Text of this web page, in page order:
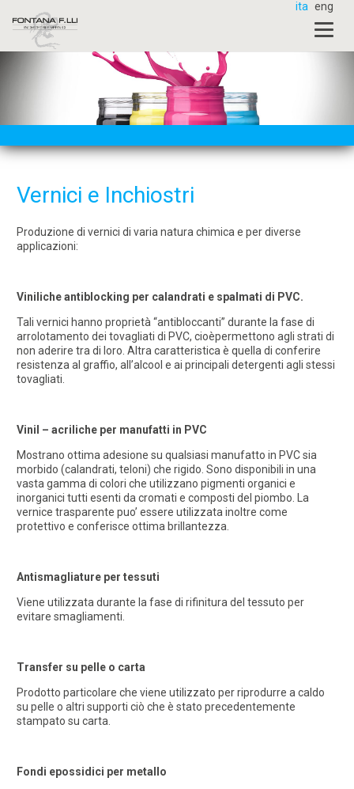
ita eng
Vernici e Inchiostri
Produzione di vernici di varia natura chimica e per diverse
applicazioni:
Viniliche antiblocking per calandrati e spalmati di PVC.
Tali vernici hanno proprietà “antibloccanti” durante la fase di
arrolotamento dei tovagliati di PVC, cioèpermettono agli strati di
non aderire tra di loro. Altra caratteristica è quella di conferire
resistenza al graffio, all’alcool e ai principali detergenti agli stessi
tovagliati.
Vinil – acriliche per manufatti in PVC
Mostrano ottima adesione su qualsiasi manufatto in PVC sia
morbido (calandrati, teloni) che rigido. Sono disponibili in una
vasta gamma di colori che utilizzano pigmenti organici e
inorganici tutti esenti da cromati e composti del piombo. La
vernice trasparente puo’ essere utilizzata inoltre come
protettivo e conferisce ottima brillantezza.
Antismagliature per tessuti
Viene utilizzata durante la fase di rifinitura del tessuto per
evitare smagliamenti.
Transfer su pelle o carta
Prodotto particolare che viene utilizzato per riprodurre a caldo
su pelle o altri supporti ciò che è stato precedentemente
stampato su carta.
Fondi epossidici per metallo